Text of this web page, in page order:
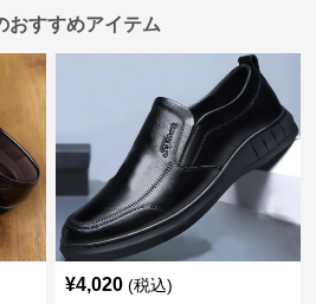
おすすめアイテム
¥4,020 (税込)